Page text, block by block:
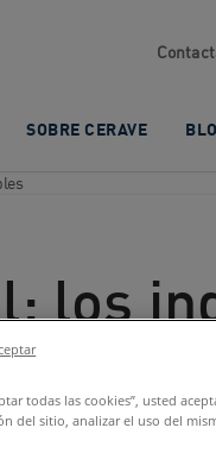
SOBRE CERAVE
los
todas las cookies”, usted
del sitio, analizar el uso del